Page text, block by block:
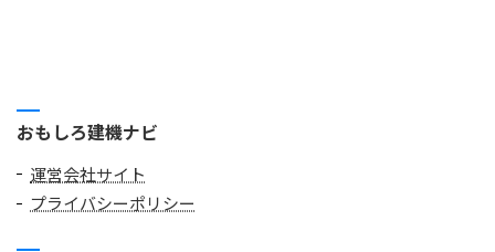
おもしろ建機ナビ
運営会社サイト
プライバシーポリシー